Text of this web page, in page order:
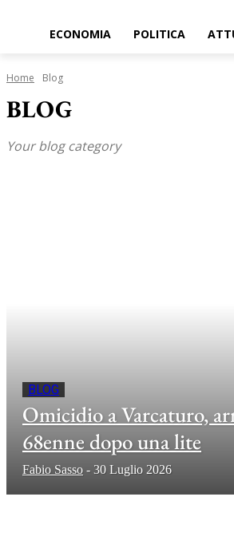
ECONOMIA POLITICA
Home Blog
BLOG
Your blog category
BLOG
Omicidio a Varcaturo,
68enne dopo una lite
Fabio Sasso - 30 Luglio 2026